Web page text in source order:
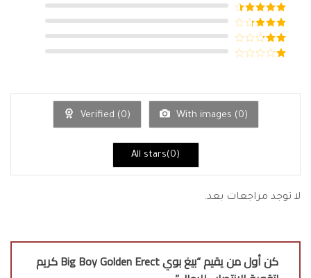
تم التقييم5
من 5
تم التقييم
من 5
تم
التقييم
من 5
تم
من
With images ( 0)
Verified ( 0)
All stars(0)
لا توجد مراجعات بعد.
كن أول من يقيم “بيغ بوي Big Boy Golden Erect كريم